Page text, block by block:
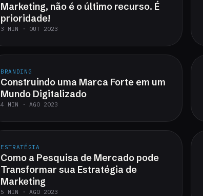
Marketing, não é o último recurso. É
prioridade!
3 MIN · OUT 2023
BRANDING
Construindo uma Marca Forte em um
Mundo Digitalizado
4 MIN · AGO 2023
ESTRATÉGIA
Como a Pesquisa de Mercado pode
Transformar sua Estratégia de
Marketing
5 MIN · AGO 2023